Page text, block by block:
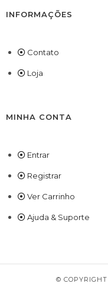
INFORMAÇÕES
Contato
Loja
MINHA CONTA
Entrar
Registrar
Ver Carrinho
Ajuda & Suporte
©